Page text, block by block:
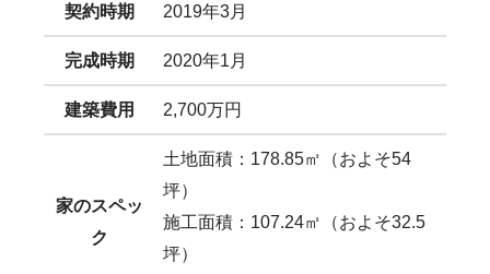
契約時期 2019年3月
完成時期 2020年1月
建築費用 2,700万円
家のスペッ
ク
土地面積：178.85㎡（およそ54
坪）
施工面積：107.24㎡（およそ32.5
坪）